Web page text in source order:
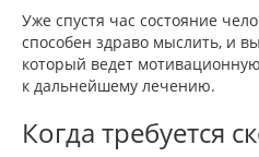
Уже спустя час состояние
способен здраво мыслить, и
который ведет
к дальнейшему лечению.
Когда требуется